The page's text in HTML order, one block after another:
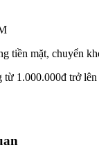
tiền mặt, chuyển
từ 1.000.000đ trở lên